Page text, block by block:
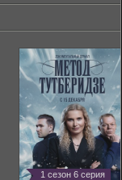
1 сезон 6 серия